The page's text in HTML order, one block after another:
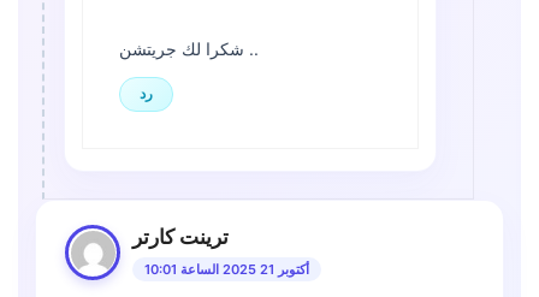
شكرا لك جريتشن ..
رد
ترينت كارتر
أكتوبر 21 2025 الساعة 10:01